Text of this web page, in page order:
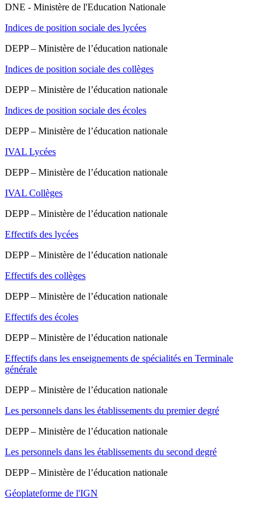
DNE - Ministère de l'Education Nationale
Indices de position sociale des lycées
DEPP – Ministère de l’éducation nationale
Indices de position sociale des collèges
DEPP – Ministère de l’éducation nationale
Indices de position sociale des écoles
DEPP – Ministère de l’éducation nationale
IVAL Lycées
DEPP – Ministère de l’éducation nationale
IVAL Collèges
DEPP – Ministère de l’éducation nationale
Effectifs des lycées
DEPP – Ministère de l’éducation nationale
Effectifs des collèges
DEPP – Ministère de l’éducation nationale
Effectifs des écoles
DEPP – Ministère de l’éducation nationale
Effectifs dans les enseignements de spécialités en Terminale
générale
DEPP – Ministère de l’éducation nationale
Les personnels dans les établissements du premier degré
DEPP – Ministère de l’éducation nationale
Les personnels dans les établissements du second degré
DEPP – Ministère de l’éducation nationale
Géoplateforme de l'IGN